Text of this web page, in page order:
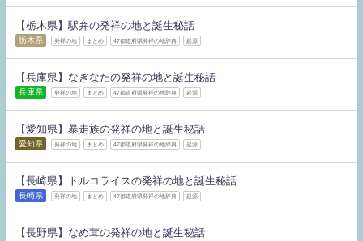
【栃木県】駅弁の発祥の地と誕生秘話
栃木県 発祥の地 まとめ 47都道府県発祥の地辞典 起源
【兵庫県】なぎなたの発祥の地と誕生秘話
兵庫県 発祥の地 まとめ 47都道府県発祥の地辞典 起源
【愛知県】暴走族の発祥の地と誕生秘話
愛知県 発祥の地 まとめ 47都道府県発祥の地辞典 起源
【長崎県】トルコライスの発祥の地と誕生秘話
長崎県 発祥の地 まとめ 47都道府県発祥の地辞典 起源
【長野県】なめ茸の発祥の地と誕生秘話